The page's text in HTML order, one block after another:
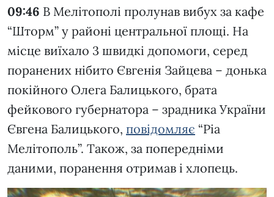
09:46 В Мелітополі пролунав вибух за кафе
“Шторм” у районі центральної площі. На
місце виїхало 3 швидкі допомоги, серед
поранених нібито Євгенія Зайцева – донька
покійного Олега Балицького, брата
фейкового губернатора – зрадника України
Євгена Балицького, повідомляє “Ріа
Мелітополь”. Також, за попередніми
даними, поранення отримав і хлопець.